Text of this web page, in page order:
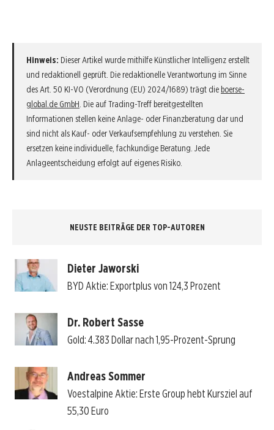
Hinweis: Dieser Artikel wurde mithilfe Künstlicher Intelligenz erstellt
und redaktionell geprüft. Die redaktionelle Verantwortung im Sinne
des Art. 50 KI-VO (Verordnung (EU) 2024/1689) trägt die boerse-
global.de GmbH . Die auf Trading-Treff bereitgestellten
Informationen stellen keine Anlage- oder Finanzberatung dar und
sind nicht als Kauf- oder Verkaufsempfehlung zu verstehen. Sie
ersetzen keine individuelle, fachkundige Beratung. Jede
Anlageentscheidung erfolgt auf eigenes Risiko.
NEUSTE BEITRÄGE DER TOP-AUTOREN
Dieter Jaworski
BYD Aktie: Exportplus von 124,3 Prozent
Dr. Robert Sasse
Gold: 4.383 Dollar nach 1,95-Prozent-Sprung
Andreas Sommer
Voestalpine Aktie: Erste Group hebt Kursziel auf
55,30 Euro